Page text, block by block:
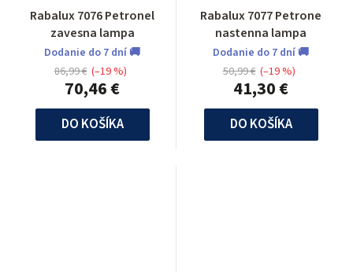
Rabalux 7076 Petronel
zavesna lampa
Dodanie do 7 dní 🚚
70,46 €
86,99 € (–19 %)
DO KOŠÍKA
Rabalux 7077 Petrone
nastenna lampa
Dodanie do 7 dní 🚚
41,30 €
50,99 € (–19 %)
DO KOŠÍKA